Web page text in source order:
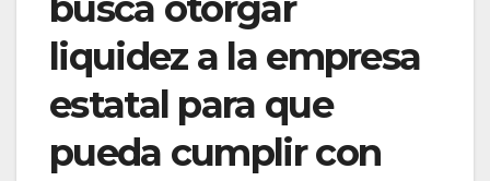
liquidez a la empresa
estatal para que
pueda cumplir con